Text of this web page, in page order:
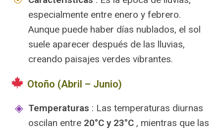
especialmente entre enero y febrero.
Aunque puede haber días nublados, el sol
suele aparecer después de las lluvias,
creando paisajes verdes vibrantes.
Otoño (Abril – Junio)
Temperaturas : Las temperaturas diurnas
oscilan entre 20°C y 23°C , mientras que las